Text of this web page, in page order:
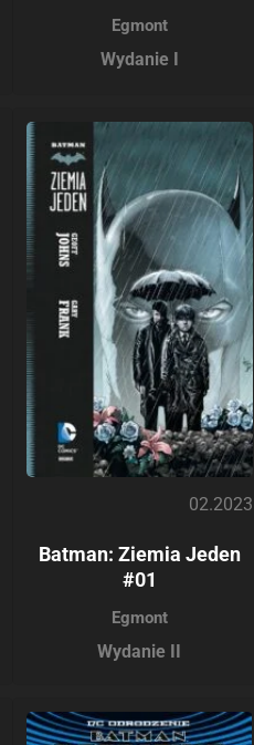
Egmont
Wydanie I
02.2023
Batman: Ziemia Jeden
#01
Egmont
Wydanie II